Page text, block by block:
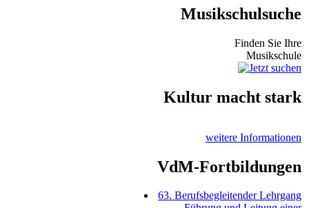
Musikschulsuche
Finden Sie Ihre
Musikschule
Kultur macht stark
weitere Informationen
VdM-Fortbildungen
63. Berufsbegleitender Lehrgang